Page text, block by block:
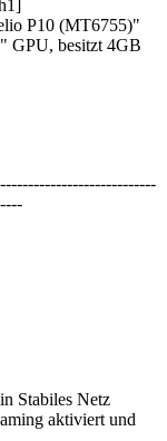
P10 (MT6755)"
GPU, besitzt 4GB
Stabiles Netz
aktiviert und